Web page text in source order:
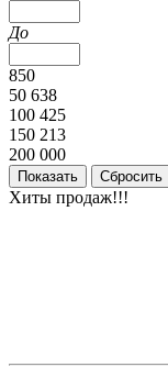
До
850
50 638
100 425
150 213
200 000
Хиты продаж!!!